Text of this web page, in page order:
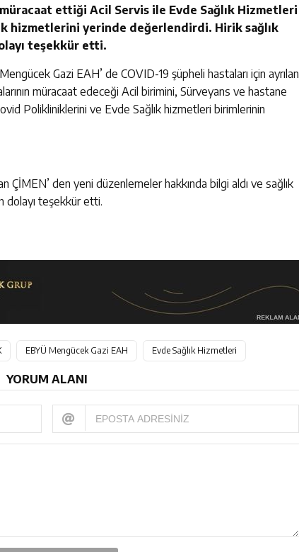
ettiği Acil Servis ile Evde Sağlık Hizmetleri
hizmetlerini yerinde değerlendirdi. Hirik sağlık
teşekkür etti.
Gazi EAH’ de COVID-19 şüpheli hastaları için ayrılan
müracaat edeceği Acil birimini, Sürveyans ve hastane
Polikliniklerini ve Evde Sağlık hizmetleri birimlerinin
den yeni düzenlemeler hakkında bilgi aldı ve sağlık
dolayı teşekkür etti.
EBYÜ Mengücek Gazi EAH Evde Sağlık Hizmetleri
YORUM ALANI